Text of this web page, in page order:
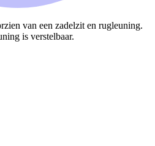
van een zadelzit en rugleuning.
is verstelbaar.